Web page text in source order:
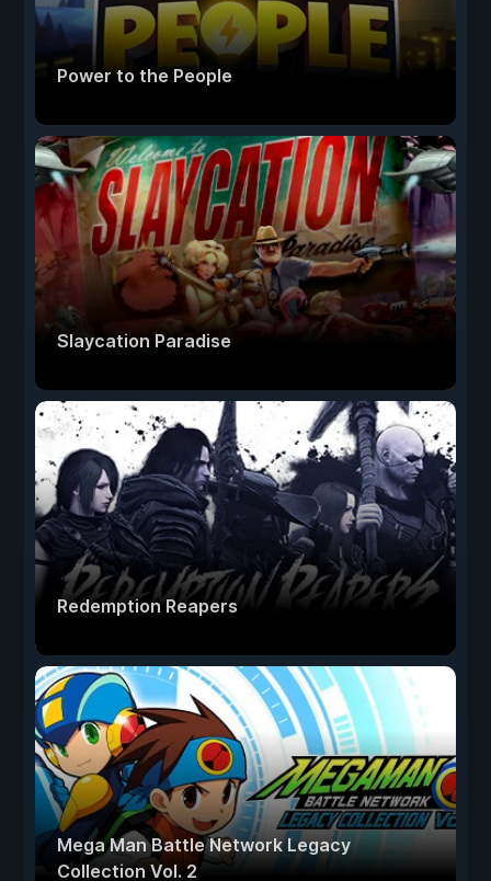
Power to the People
Slaycation Paradise
Redemption Reapers
Mega Man Battle Network Legacy
Collection Vol. 2